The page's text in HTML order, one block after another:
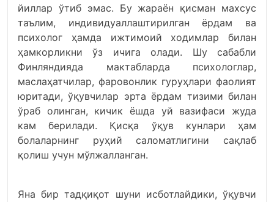
йиллар ўтиб эмас. Бу жараён қисман махсус
таълим, индивидуаллаштирилган ёрдам ва
психолог ҳамда ижтимоий ходимлар билан
ҳамкорликни ўз ичига олади. Шу сабабли
Финляндияда мактабларда психологлар,
маслаҳатчилар, фаровонлик гуруҳлари фаолият
юритади, ўқувчилар эрта ёрдам тизими билан
ўраб олинган, кичик ёшда уй вазифаси жуда
кам берилади. Қисқа ўқув кунлари ҳам
болаларнинг руҳий саломатлигини сақлаб
қолиш учун мўлжалланган.
Яна бир тадқиқот шуни исботлайдики, ўқувчи